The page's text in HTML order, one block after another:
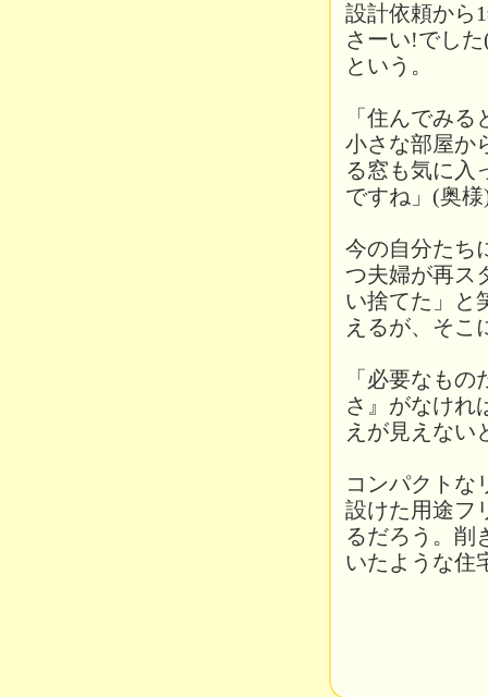
設計依頼から
さーい!でし
という。
「住んでみ
小さな部屋か
る窓も気に入
ですね」(奥様
今の自分たち
つ夫婦が再ス
い捨てた」と
えるが、そこ
「必要なも
さ』がなけれ
えが見えない
コンパクトな
設けた用途フ
るだろう。削
いたような住